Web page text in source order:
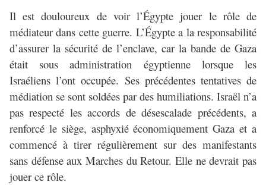
Il est douloureux de voir l’Égypte jouer le rôle de
médiateur dans cette guerre. L’Égypte a la responsabilité
d’assurer la sécurité de l’enclave, car la bande de Gaza
était sous administration égyptienne lorsque les
Israéliens l’ont occupée. Ses précédentes tentatives de
médiation se sont soldées par des humiliations. Israël n’a
pas respecté les accords de désescalade précédents, a
renforcé le siège, asphyxié économiquement Gaza et a
commencé à tirer régulièrement sur des manifestants
sans défense aux Marches du Retour. Elle ne devrait pas
jouer ce rôle.